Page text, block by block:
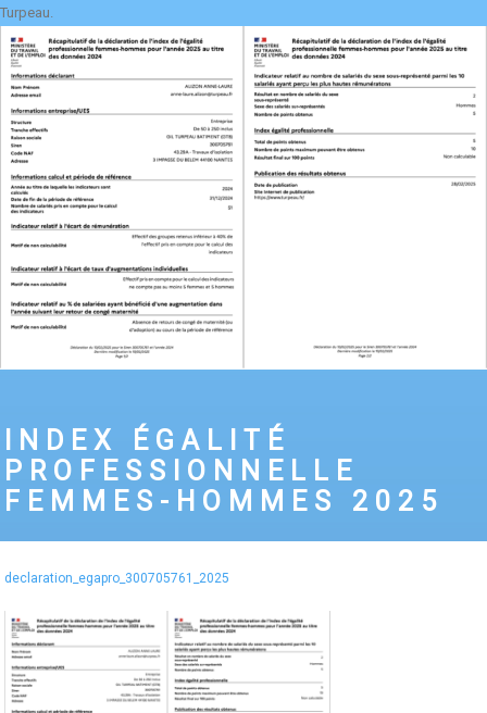
Turpeau.
INDEX ÉGALITÉ
PROFESSIONNELLE
FEMMES-HOMMES 2025
declaration_egapro_300705761_2025